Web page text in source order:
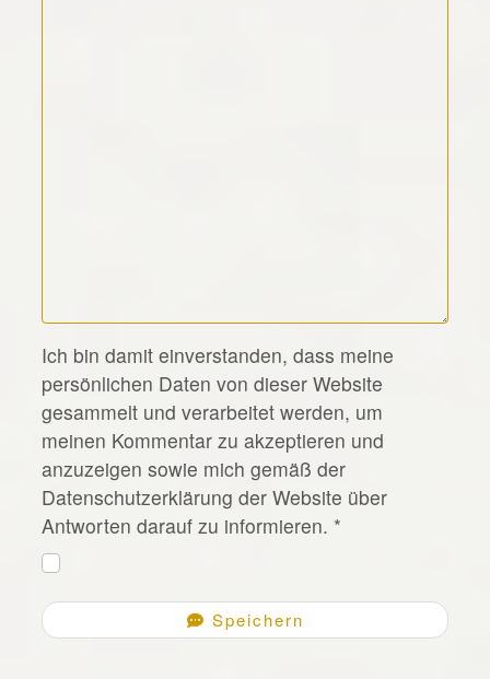
*
Ich bin damit einverstanden, dass meine
persönlichen Daten von dieser Website
gesammelt und verarbeitet werden, um
meinen Kommentar zu akzeptieren und
anzuzeigen sowie mich gemäß der
Datenschutzerklärung der Website über
Antworten darauf zu informieren. *
Speichern